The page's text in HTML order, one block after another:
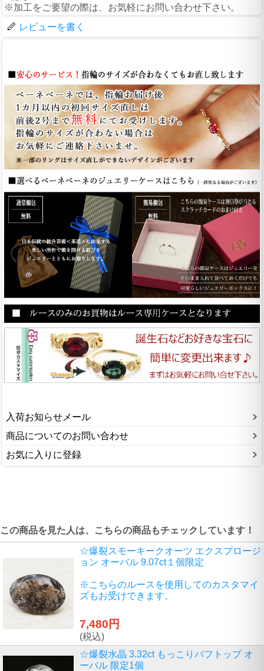
※加工をご要望の際は、お気軽にお問い合わせ下さい。
レビューを書く
入荷お知らせメール
商品についてのお問い合わせ
お気に入りに登録
この商品を見た人は、こちらの商品もチェックしています！
☆爆裂スモーキークオーツ エクスプロージ
ョン オーバル 9.07ct１個限定
※こちらのルースを使用してのカスタマイ
ズもお受けできます。
7,480円
(税込)
☆爆裂水晶 3.32ct もっこりバフトップ オ
ーバル 限定1個